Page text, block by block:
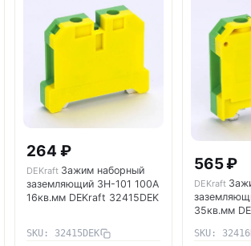
264 ₽
DEKraft Зажим наборный
заземляющий ЗН-101 100А
16кв.мм DEKraft 32415DEK
SKU: 32415DEK
565 ₽
DEKraft
35кв.мм
SKU: